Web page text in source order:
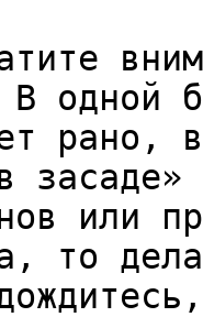
одной
рано,
или
то